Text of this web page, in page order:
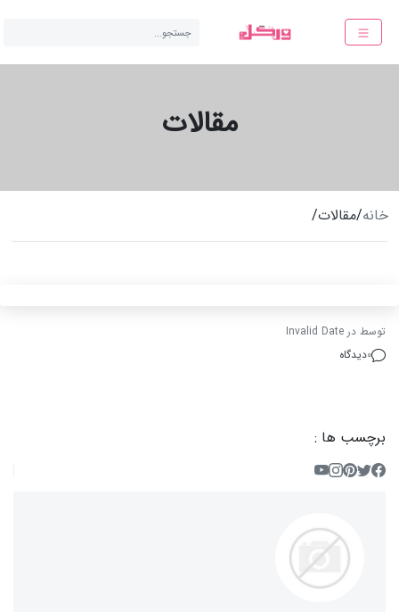
جستجو...
مقالات
خانه/مقالات/
توسط در Invalid Date
0دیدگاه
برچسب ها :